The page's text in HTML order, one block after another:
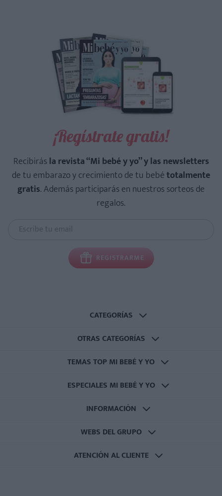
¡Regístrate gratis!
Recibirásla revista “Mi bebé y yo” y las newsletters
de tu embarazo y crecimiento de tu bebétotalmente
gratis. Además participarás en nuestros sorteos de
regalos.
REGISTRARME
CATEGORÍAS
OTRAS CATEGORÍAS
TEMAS TOP MI BEBÉ Y YO
ESPECIALES MI BEBÉ Y YO
INFORMACIÓN
WEBS DEL GRUPO
ATENCIÓN AL CLIENTE